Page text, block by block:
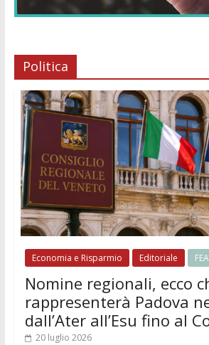
Politica
Economia e Risparmio Editoriale
Nomine regionali, ecco
rappresenterà Padova
dall’Ater all’Esu fino al
20 luglio 2026